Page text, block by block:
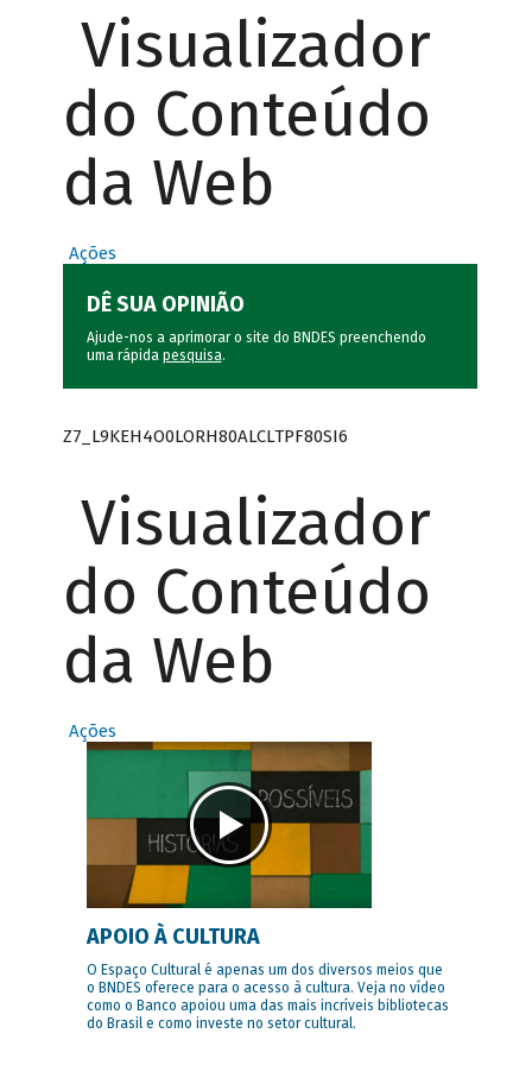
Visualizador
do Conteúdo
da Web
Ações
DÊ SUA OPINIÃO
Ajude-nos a aprimorar o site do BNDES preenchendo
uma rápida pesquisa.
Z7_L9KEH4O0LORH80ALCLTPF80SI6
Visualizador
do Conteúdo
da Web
Ações
APOIO À CULTURA
O Espaço Cultural é apenas um dos diversos meios que
o BNDES oferece para o acesso à cultura. Veja no vídeo
como o Banco apoiou uma das mais incríveis bibliotecas
do Brasil e como investe no setor cultural.